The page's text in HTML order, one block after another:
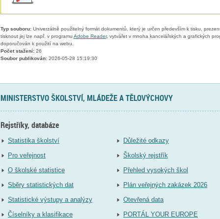
Typ souboru:Univerzálně použitelný formát dokumentů, který je určen především k tisku,
tisknout jej lze např. v programu Adobe Reader, vytvářet v mnoha kancelářských a grafických
doporučován k použití na webu.
Počet stažení:26
Soubor publikován:2026-05-28 15:19:30
MINISTERSTVO ŠKOLSTVÍ, MLÁDEŽE A TĚLOVÝCHOVY
Rejstříky, databáze
Statistika školství
Pro veřejnost
O školské statistice
Sběry statistických dat
Statistické výstupy a analýzy
Číselníky a klasifikace
Důležité odkazy
Školský rejstřík
Přehled vysokých škol
Plán veřejných zakázek 2026
Otevřená data
PORTÁL YOUR EUROPE